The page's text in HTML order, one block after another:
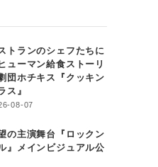
トランのシェフたちに
ューマン給食ストーリ
団ホチキス『クッキン
ス』
08-07
の主演舞台『ロックン
』メインビジュアル公